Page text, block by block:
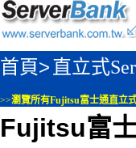
首頁>直立式
>>瀏覽所有Fujitsu富士通直立
Fujitsu富